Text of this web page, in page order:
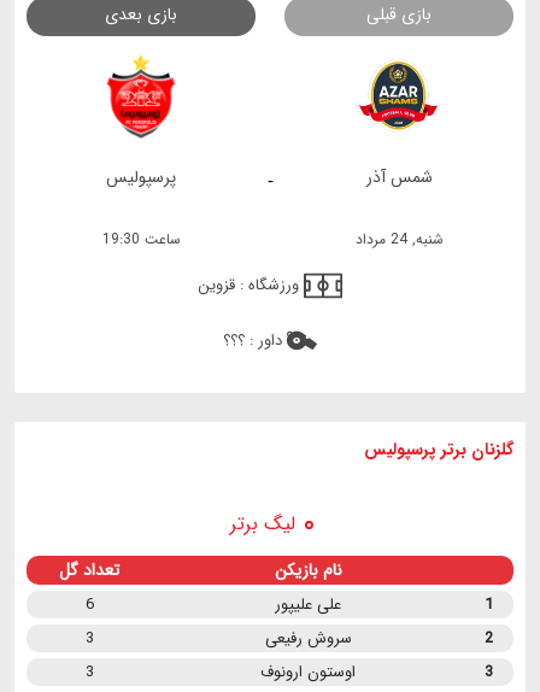
بازی قبلی بازی بعدی
- شمس آذر پرسپولیس
شنبه, 24 مرداد ساعت 19:30
ورزشگاه : قزوین
داور : ؟؟؟
گلزنان برتر پرسپولیس
لیگ برتر
نام بازیکن تعداد گل
1 علی علیپور
6
2
سروش رفیعی
3
3
اوستون ارونوف
3